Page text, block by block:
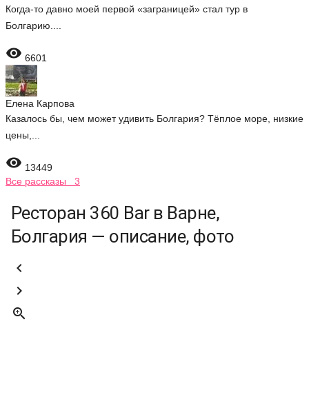
Когда-то давно моей первой «заграницей» стал тур в
Болгарию....
 6601
Елена Карпова
Казалось бы, чем может удивить Болгария? Тёплое море, низкие
цены,...
 13449
Все рассказы 3
Ресторан 360 Bar в Варне,
Болгария — описание, фото


